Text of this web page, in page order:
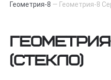
Геометрия-8 — Геометрия-8
(стекло)